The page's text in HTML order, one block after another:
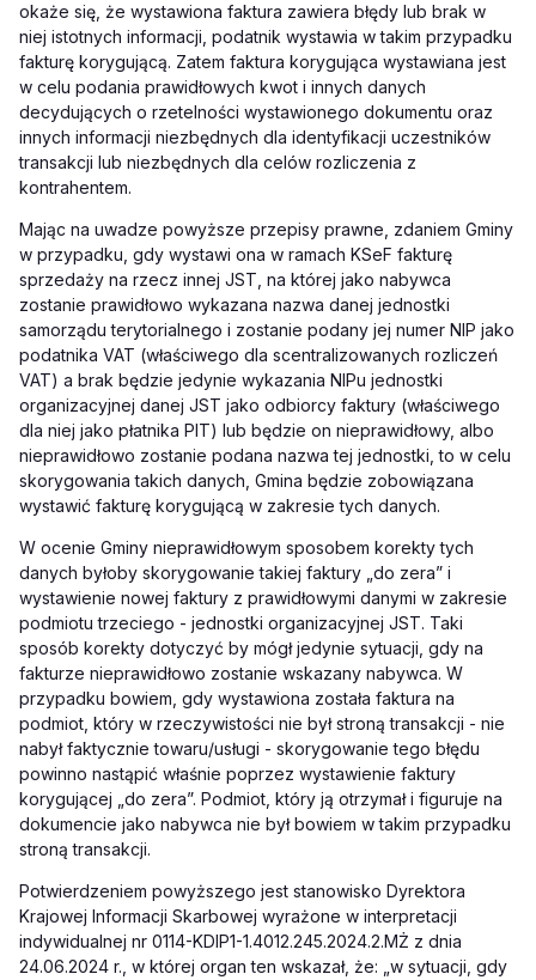
okaże się, że wystawiona faktura zawiera błędy lub brak w
niej istotnych informacji, podatnik wystawia w takim przypadku
fakturę korygującą. Zatem faktura korygująca wystawiana jest
w celu podania prawidłowych kwot i innych danych
decydujących o rzetelności wystawionego dokumentu oraz
innych informacji niezbędnych dla identyfikacji uczestników
transakcji lub niezbędnych dla celów rozliczenia z
kontrahentem.
Mając na uwadze powyższe przepisy prawne, zdaniem Gminy
w przypadku, gdy wystawi ona w ramach KSeF fakturę
sprzedaży na rzecz innej JST, na której jako nabywca
zostanie prawidłowo wykazana nazwa danej jednostki
samorządu terytorialnego i zostanie podany jej numer NIP jako
podatnika VAT (właściwego dla scentralizowanych rozliczeń
VAT) a brak będzie jedynie wykazania NIPu jednostki
organizacyjnej danej JST jako odbiorcy faktury (właściwego
dla niej jako płatnika PIT) lub będzie on nieprawidłowy, albo
nieprawidłowo zostanie podana nazwa tej jednostki, to w celu
skorygowania takich danych, Gmina będzie zobowiązana
wystawić fakturę korygującą w zakresie tych danych.
W ocenie Gminy nieprawidłowym sposobem korekty tych
danych byłoby skorygowanie takiej faktury „do zera” i
wystawienie nowej faktury z prawidłowymi danymi w zakresie
podmiotu trzeciego - jednostki organizacyjnej JST. Taki
sposób korekty dotyczyć by mógł jedynie sytuacji, gdy na
fakturze nieprawidłowo zostanie wskazany nabywca. W
przypadku bowiem, gdy wystawiona została faktura na
podmiot, który w rzeczywistości nie był stroną transakcji - nie
nabył faktycznie towaru/usługi - skorygowanie tego błędu
powinno nastąpić właśnie poprzez wystawienie faktury
korygującej „do zera”. Podmiot, który ją otrzymał i figuruje na
dokumencie jako nabywca nie był bowiem w takim przypadku
stroną transakcji.
Potwierdzeniem powyższego jest stanowisko Dyrektora
Krajowej Informacji Skarbowej wyrażone w interpretacji
indywidualnej nr 0114-KDIP1-1.4012.245.2024.2.MŻ z dnia
24.06.2024 r., w której organ ten wskazał, że: „w sytuacji, gdy